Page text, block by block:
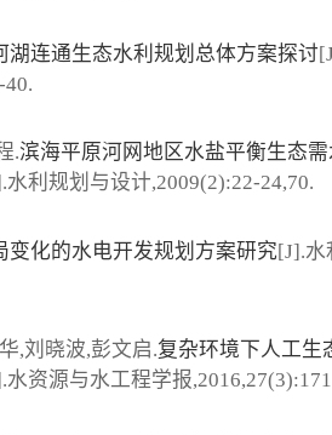
湖连通生态水利规划总体方案探讨
.滨海平原河网地区水盐平衡生态
水利规划与设计,2009(2):22-24,70.
变化的水电开发规划方案研究[J].水
,刘晓波,彭文启.复杂环境下人工生
水资源与水工程学报